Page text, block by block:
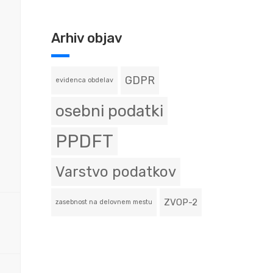
Arhiv objav
evidenca obdelav GDPR
osebni podatki
PPDFT
Varstvo podatkov
zasebnost na delovnem mestu ZVOP-2